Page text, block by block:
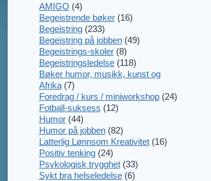
AMIGO (4)
Begeistrende bøker(16)
Begeistring(233)
Begeistring på jobben(49)
Begeistrings-skoler(8)
Begeistringsledelse(118)
Bøker humor, musikk, kunst og
Afrika(7)
Foredrag / kurs / miniworkshop(24)
Fotball-suksess (12)
Humor(44)
Humor på jobben(82)
Latterlig Lønnsom Kreativitet(16)
Positiv tenking(24)
Psykologisk trygghet(33)
Sykt bra helseledelse(6)